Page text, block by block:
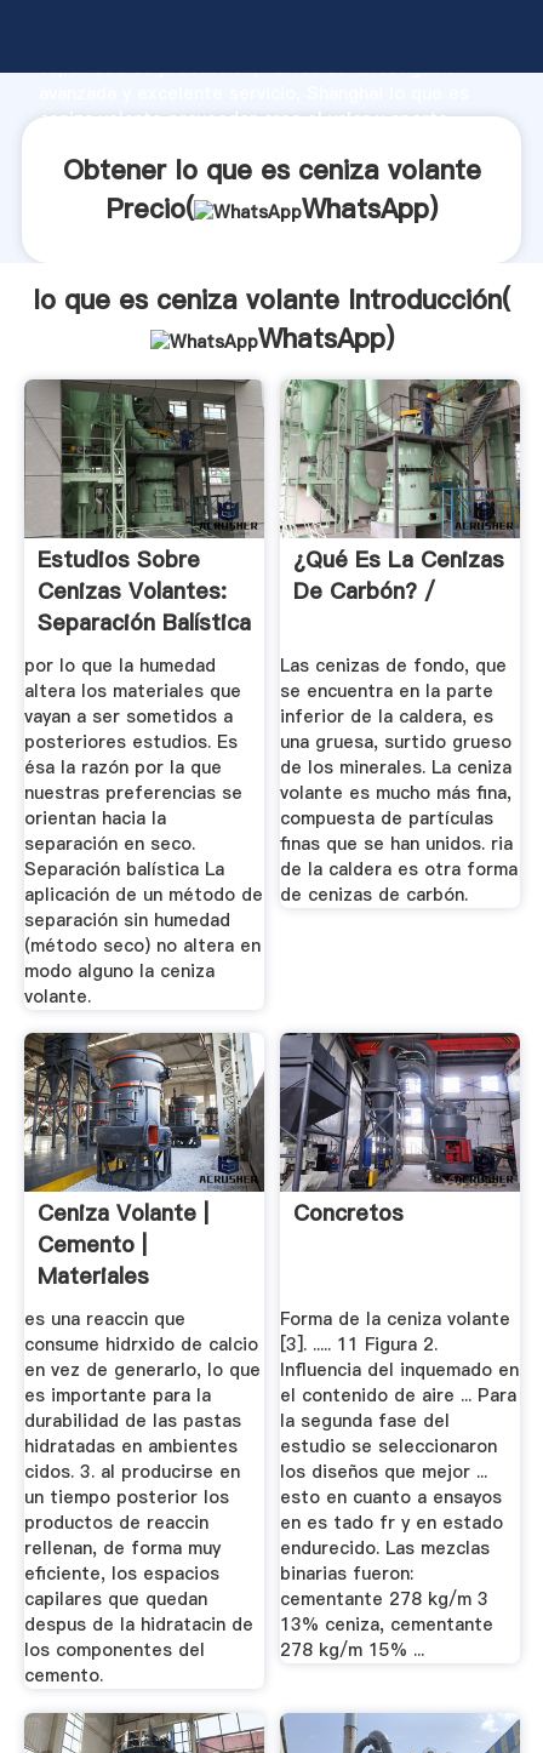
capacidad de producción, fuerza de investigación
ceniza volante proveedor crea el valor y aporta
Obtener lo que es ceniza volante
Precio(
WhatsApp)
lo que es ceniza volante Introducción(
WhatsApp)
Estudios Sobre
Cenizas Volantes:
Separación Balística
De ...
por lo que la humedad
altera los materiales que
vayan a ser sometidos a
posteriores estudios. Es
ésa la razón por la que
nuestras preferencias se
orientan hacia la
separación en seco.
Separación balística La
aplicación de un método de
separación sin humedad
(método seco) no altera en
modo alguno la ceniza
volante.
¿Qué Es La Cenizas
De Carbón? /
Las cenizas de fondo, que
se encuentra en la parte
inferior de la caldera, es
una gruesa, surtido grueso
de los minerales. La ceniza
volante es mucho más fina,
compuesta de partículas
finas que se han unidos. ria
de la caldera es otra forma
de cenizas de carbón.
Ceniza Volante |
Cemento |
Materiales
Artificiales
es una reaccin que
consume hidrxido de calcio
en vez de generarlo, lo que
es importante para la
durabilidad de las pastas
hidratadas en ambientes
cidos. 3. al producirse en
un tiempo posterior los
productos de reaccin
rellenan, de forma muy
eficiente, los espacios
capilares que quedan
despus de la hidratacin de
los componentes del
cemento.
Concretos
Forma de la ceniza volante
[3]. ..... 11 Figura 2.
Influencia del inquemado en
el contenido de aire ... Para
la segunda fase del
estudio se seleccionaron
los diseños que mejor ...
esto en cuanto a ensayos
en es tado fr y en estado
endurecido. Las mezclas
binarias fueron:
cementante 278 kg/m 3
13% ceniza, cementante
278 kg/m 15% ...